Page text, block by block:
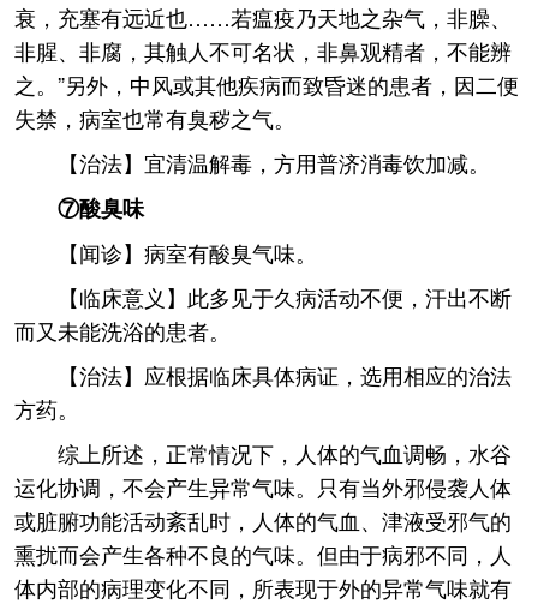
衰，充塞有远近也……若瘟疫乃天地之杂气，非臊、
非腥、非腐，其触人不可名状，非鼻观精者，不能辨
之。”另外，中风或其他疾病而致昏迷的患者，因二便
失禁，病室也常有臭秽之气。
【治法】宜清温解毒，方用普济消毒饮加减。
⑦酸臭味
【闻诊】病室有酸臭气味。
【临床意义】此多见于久病活动不便，汗出不断
而又未能洗浴的患者。
【治法】应根据临床具体病证，选用相应的治法
方药。
综上所述，正常情况下，人体的气血调畅，水谷
运化协调，不会产生异常气味。只有当外邪侵袭人体
或脏腑功能活动紊乱时，人体的气血、津液受邪气的
熏扰而会产生各种不良的气味。但由于病邪不同，人
体内部的病理变化不同，所表现于外的异常气味就有